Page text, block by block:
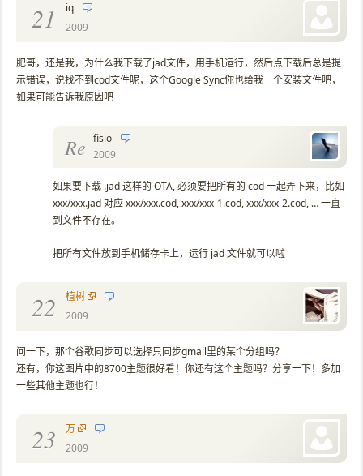
21
iq
2009
肥哥，还是我，为什么我下载了jad文件，用手机运行，然后点下载后总是提
示错误，说找不到cod文件呢，这个Google Sync你也给我一个安装文件吧，
如果可能告诉我原因吧
Re fisio
2009
如果要下载 .jad 这样的 OTA, 必须要把所有的 cod 一起弄下来，比如
xxx/xxx.jad 对应 xxx/xxx.cod, xxx/xxx-1.cod, xxx/xxx-2.cod, … 一直
到文件不存在。
把所有文件放到手机储存卡上，运行 jad 文件就可以啦
22
植树
2009
问一下，那个谷歌同步可以选择只同步gmail里的某个分组吗？
还有，你这图片中的8700主题很好看！你还有这个主题吗？分享一下！多加
一些其他主题也行！
23
万
2009